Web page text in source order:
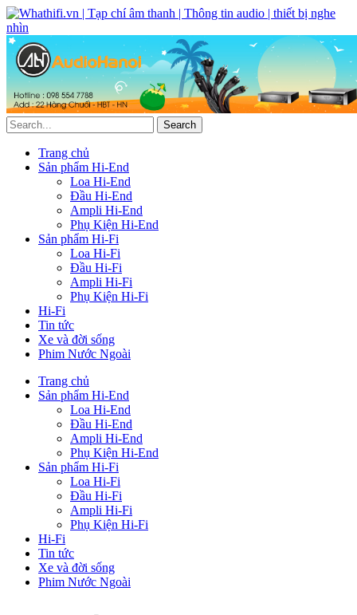
Trang chủ
Sản phẩm Hi-End
Loa Hi-End
Đầu Hi-End
Ampli Hi-End
Phụ Kiện Hi-End
Sản phẩm Hi-Fi
Loa Hi-Fi
Đầu Hi-Fi
Ampli Hi-Fi
Phụ Kiện Hi-Fi
Hi-Fi
Tin tức
Xe và đời sống
Phim Nước Ngoài
Trang chủ
Sản phẩm Hi-End
Loa Hi-End
Đầu Hi-End
Ampli Hi-End
Phụ Kiện Hi-End
Sản phẩm Hi-Fi
Loa Hi-Fi
Đầu Hi-Fi
Ampli Hi-Fi
Phụ Kiện Hi-Fi
Hi-Fi
Tin tức
Xe và đời sống
Phim Nước Ngoài